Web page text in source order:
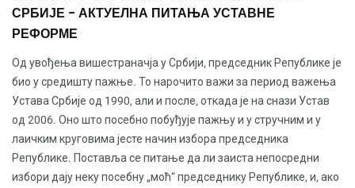
СРБИЈЕ − АКТУЕЛНА ПИТАЊА УСТАВНЕ
РЕФОРМЕ
Од увођења вишестраначја у Србији, председник Републике је
био у средишту пажње. То нарочито важи за период важења
Устава Србије од 1990, али и после, откада је на снази Устав
од 2006. Оно што посебно побуђује пажњу и у стручним и у
лаичким круговима јесте начин избора председника
Републике. Поставља се питање да ли заиста непосредни
избори дају неку посебну „моћ“ председнику Републике, и, ако